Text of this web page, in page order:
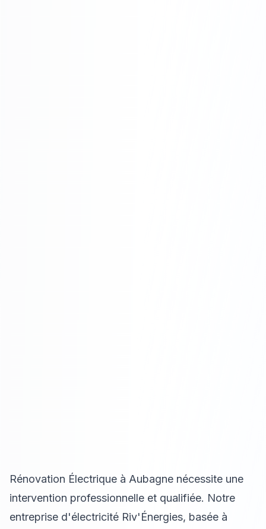
Rénovation Électrique à Aubagne nécessite une
intervention professionnelle et qualifiée. Notre
entreprise d'électricité Riv'Énergies, basée à